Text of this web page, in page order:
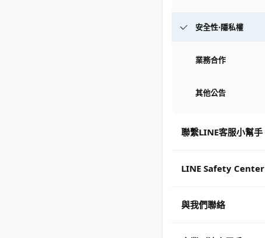
安全性⋅隱私權
業務合作
其他公告
聯繫LINE客服小幫手
LINE Safety Center
與我們聯絡